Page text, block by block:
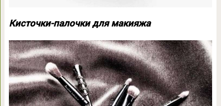
Кисточки-палочки для макияжа